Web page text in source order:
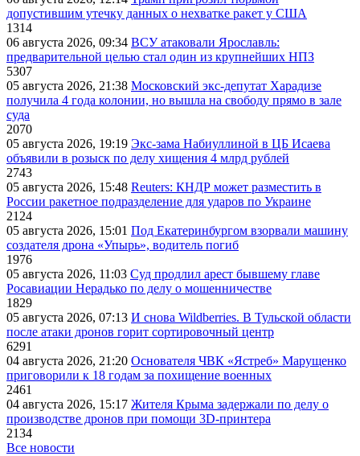
допустившим утечку данных о нехватке ракет у США
1314
06 августа 2026, 09:34 ВСУ атаковали Ярославль:
предварительной целью стал один из крупнейших НПЗ
5307
05 августа 2026, 21:38 Московский экс-депутат Харадизе
получила 4 года колонии, но вышла на свободу прямо в зале
суда
2070
05 августа 2026, 19:19 Экс-зама Набиуллиной в ЦБ Исаева
объявили в розыск по делу хищения 4 млрд рублей
2743
05 августа 2026, 15:48 Reuters: КНДР может разместить в
России ракетное подразделение для ударов по Украине
2124
05 августа 2026, 15:01 Под Екатеринбургом взорвали машину
создателя дрона «Упырь», водитель погиб
1976
05 августа 2026, 11:03 Суд продлил арест бывшему главе
Росавиации Нерадько по делу о мошенничестве
1829
05 августа 2026, 07:13 И снова Wildberries. В Тульской области
после атаки дронов горит сортировочный центр
6291
04 августа 2026, 21:20 Основателя ЧВК «Ястреб» Марущенко
приговорили к 18 годам за похищение военных
2461
04 августа 2026, 15:17 Жителя Крыма задержали по делу о
производстве дронов при помощи 3D‑принтера
2134
Все новости